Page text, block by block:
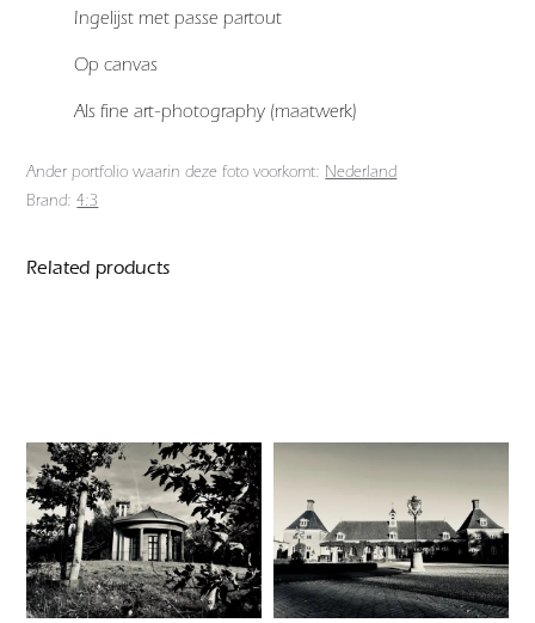
Ingelijst met passe partout
Op canvas
Als fine art-photography (maatwerk)
Ander portfolio waarin deze foto voorkomt: Nederland
Brand:4:3
Related products